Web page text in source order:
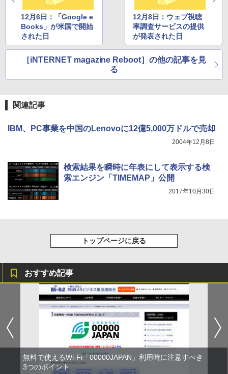
12月6日：「Google e
Books」が米国で開始
された日
12月8日：ウェブ視聴
率調査サービスの提供
が発表された日
［iNTERNET magazine Reboot］の他の記事を見
る
関連記事
IBM、PC事業を中国のLenovoに12億5,000万ドルで売却
2004年12月8日
検索結果を瞬時に年表にして表示する検
索エンジン「TIMEMAP」公開
2017年10月30日
トップページに戻る
おすすめ記事
無料で使えるWi-Fi「00000JAPAN」利用時に注意すべき
3つのポイント